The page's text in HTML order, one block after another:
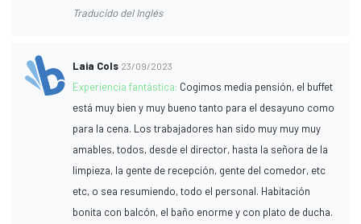
Traducido del Inglés
Laia Cols 23/09/2023
Experiencia fantástica: Cogimos media pensión, el buffet
está muy bien y muy bueno tanto para el desayuno como
para la cena. Los trabajadores han sido muy muy muy
amables, todos, desde el director, hasta la señora de la
limpieza, la gente de recepción, gente del comedor, etc
etc, o sea resumiendo, todo el personal. Habitación
bonita con balcón, el baño enorme y con plato de ducha.